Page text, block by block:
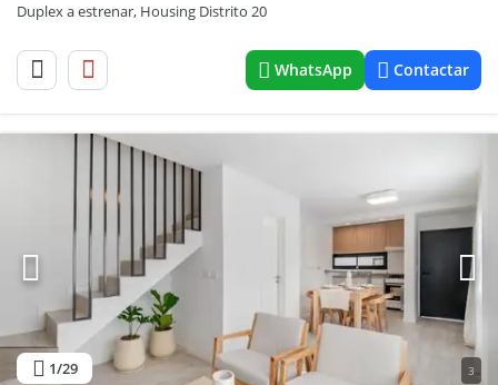
Duplex a estrenar, Housing Distrito 20
WhatsApp Contactar
1/29 3